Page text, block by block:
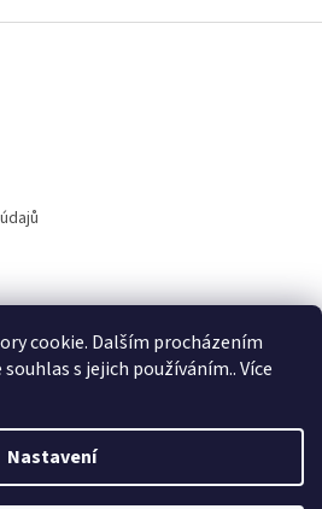
cookie. Dalším procházením
s jejich používáním.. Více
Nastavení
l
ý
i
s
Vytvořil Shoptet